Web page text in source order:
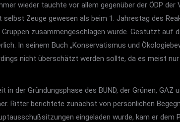
wieder tauchte vor allem gegenüber der ÖDP
Zeuge gewesen als beim 1. Jahrestag des
zusammengeschlagen wurde. Gestützt
In seinem Buch „Konservatismus und
nicht überschätzt werden sollte, da es meist
der Gründungsphase des BUND, der Grünen,
Ritter berichtete zunächst von persönlichen
eingeladen wurde, kam er dem